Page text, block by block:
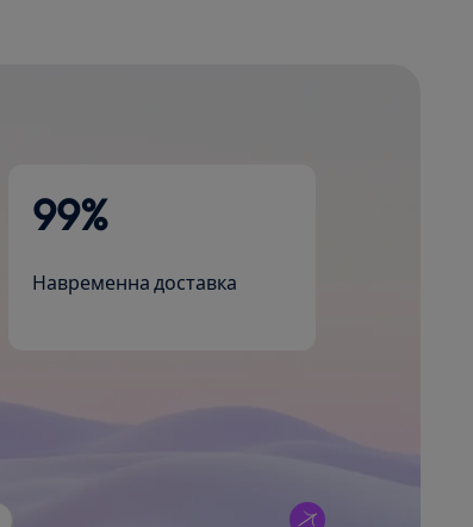
99%
Навременна доставка